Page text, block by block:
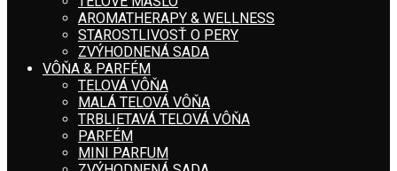
AROMATHERAPY & WELLNESS
STAROSTLIVOSŤ O PERY
ZVÝHODNENÁ SADA
VÔŇA & PARFÉM
TELOVÁ VÔŇA
MALÁ TELOVÁ VÔŇA
TRBLIETAVÁ TELOVÁ VÔŇA
PARFÉM
MINI PARFUM